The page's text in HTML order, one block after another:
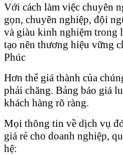
Với cách làm việc chuyên
gọn, chuyên nghiệp, đội
và giàu kinh nghiệm trong
tạo nên thương hiệu vững
Phúc
Hơn thế giá thành của
phải chăng. Bảng báo giá
khách hàng rõ ràng.
Mọi thông tin về dịch vụ
giá rẻ cho doanh nghiệp,
hệ: